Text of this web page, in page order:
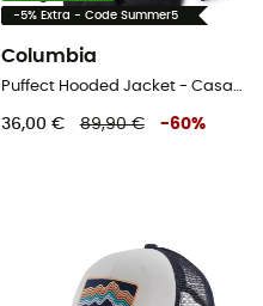
-5% Extra - Code Summer5
Columbia
Puffect Hooded Jacket - Casaco penas criança
36,00 € 89,90 € -60%